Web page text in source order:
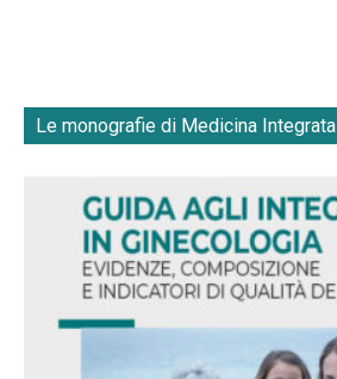
Le monografie di Medicina Integrata